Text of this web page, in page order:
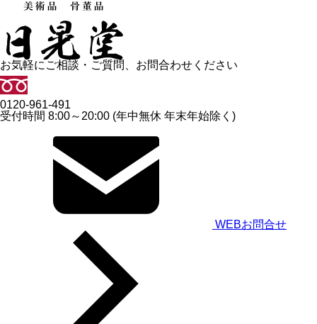
お気軽にご相談・ご質問、お問合わせください
0120-961-491
受付時間 8:00～20:00 (年中無休 年末年始除く)
WEBお問合せ